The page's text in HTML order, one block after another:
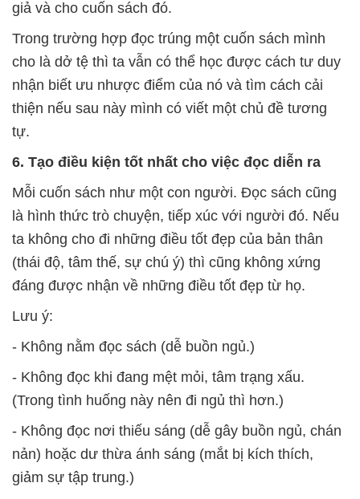
giả và cho cuốn sách đó.
Trong trường hợp đọc trúng một cuốn sách mình
cho là dở tệ thì ta vẫn có thể học được cách tư duy
nhận biết ưu nhược điểm của nó và tìm cách cải
thiện nếu sau này mình có viết một chủ đề tương
tự.
6. Tạo điều kiện tốt nhất cho việc đọc diễn ra
Mỗi cuốn sách như một con người. Đọc sách cũng
là hình thức trò chuyện, tiếp xúc với người đó. Nếu
ta không cho đi những điều tốt đẹp của bản thân
(thái độ, tâm thế, sự chú ý) thì cũng không xứng
đáng được nhận về những điều tốt đẹp từ họ.
Lưu ý:
- Không nằm đọc sách (dễ buồn ngủ.)
- Không đọc khi đang mệt mỏi, tâm trạng xấu.
(Trong tình huống này nên đi ngủ thì hơn.)
- Không đọc nơi thiếu sáng (dễ gây buồn ngủ, chán
nản) hoặc dư thừa ánh sáng (mắt bị kích thích,
giảm sự tập trung.)